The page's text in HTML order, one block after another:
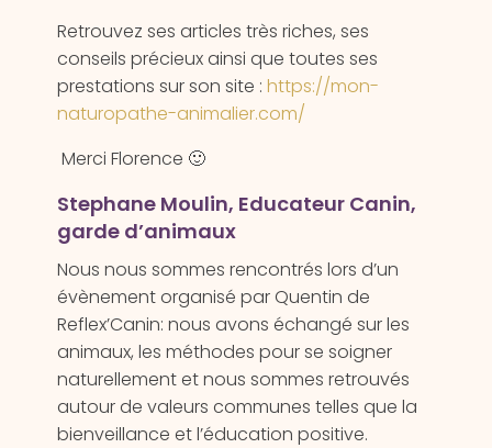
Retrouvez ses articles très riches, ses
conseils précieux ainsi que toutes ses
prestations sur son site : https://mon-
naturopathe-animalier.com/
Merci Florence 🙂
Stephane Moulin, Educateur Canin,
garde d’animaux
Nous nous sommes rencontrés lors d’un
évènement organisé par Quentin de
Reflex’Canin: nous avons échangé sur les
animaux, les méthodes pour se soigner
naturellement et nous sommes retrouvés
autour de valeurs communes telles que la
bienveillance et l’éducation positive.